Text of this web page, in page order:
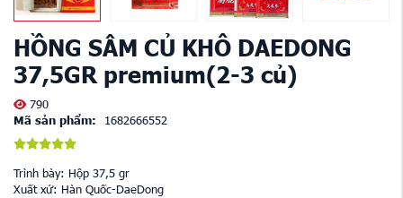
HỒNG SÂM CỦ KHÔ DAEDONG
37,5GR premium(2-3 củ)
790
Mã sản phẩm:
1682666552
Trình bày: Hộp 37,5 gr
Xuất xứ: Hàn Quốc-DaeDong